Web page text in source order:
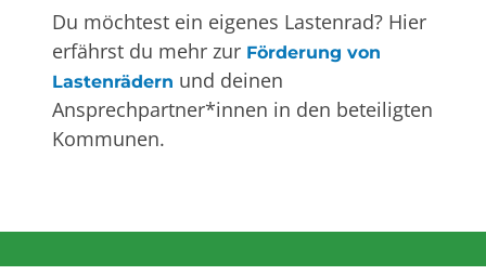
Du möchtest ein eigenes Lastenrad? Hier
erfährst du mehr zur Förderung von
Lastenrädern und deinen
Ansprechpartner*innen in den beteiligten
Kommunen.